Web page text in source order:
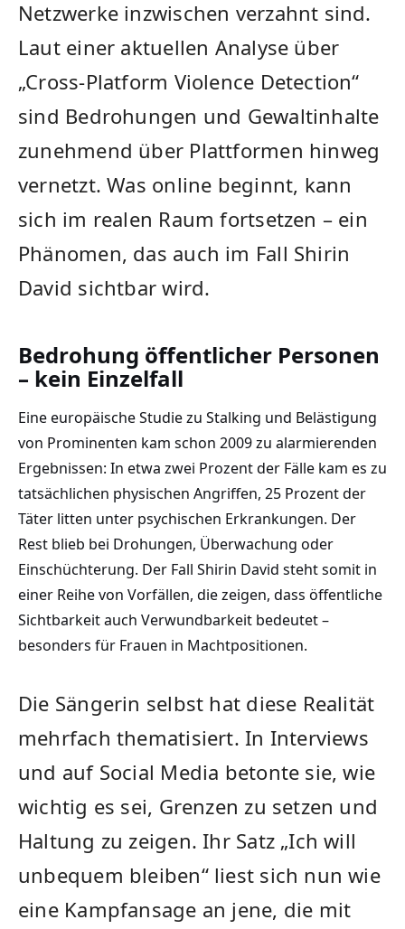
Netzwerke inzwischen verzahnt sind.
Laut einer aktuellen Analyse über
„Cross-Platform Violence Detection“
sind Bedrohungen und Gewaltinhalte
zunehmend über Plattformen hinweg
vernetzt. Was online beginnt, kann
sich im realen Raum fortsetzen – ein
Phänomen, das auch im Fall Shirin
David sichtbar wird.
Bedrohung öffentlicher Personen
– kein Einzelfall
Eine europäische Studie zu Stalking und Belästigung
von Prominenten kam schon 2009 zu alarmierenden
Ergebnissen: In etwa zwei Prozent der Fälle kam es zu
tatsächlichen physischen Angriffen, 25 Prozent der
Täter litten unter psychischen Erkrankungen. Der
Rest blieb bei Drohungen, Überwachung oder
Einschüchterung. Der Fall Shirin David steht somit in
einer Reihe von Vorfällen, die zeigen, dass öffentliche
Sichtbarkeit auch Verwundbarkeit bedeutet –
besonders für Frauen in Machtpositionen.
Die Sängerin selbst hat diese Realität
mehrfach thematisiert. In Interviews
und auf Social Media betonte sie, wie
wichtig es sei, Grenzen zu setzen und
Haltung zu zeigen. Ihr Satz „Ich will
unbequem bleiben“ liest sich nun wie
eine Kampfansage an jene, die mit